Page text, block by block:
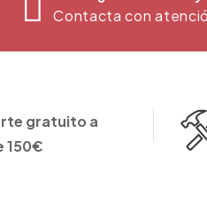
Contacta con
gratuito a
150€